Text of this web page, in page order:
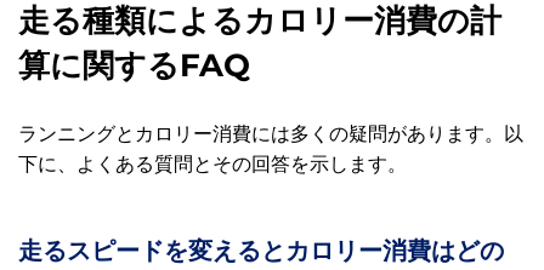
走る種類によるカロリー消費の計
算に関するFAQ
ランニングとカロリー消費には多くの疑問があります。以
下に、よくある質問とその回答を示します。
走るスピードを変えるとカロリー消費はどの